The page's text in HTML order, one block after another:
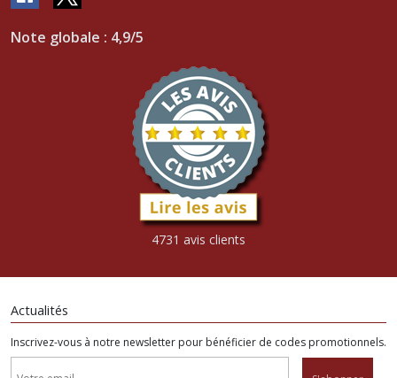
Note globale : 4,9/5
4731 avis clients
Actualités
Inscrivez-vous à notre newsletter pour bénéficier de codes promotionnels.